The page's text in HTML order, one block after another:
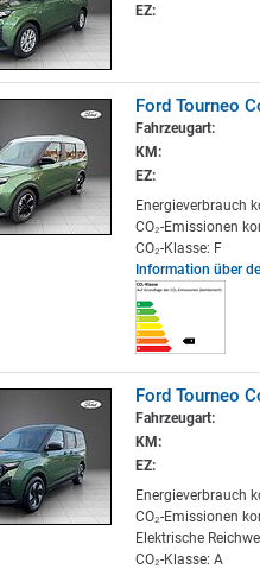
EZ:
Ford Tourneo
Fahrzeugart:
KM:
EZ:
Energieverbrauch
CO₂-Emissionen
CO₂-Klasse: F
Information über
Ford Tourneo
Fahrzeugart:
KM:
EZ:
Energieverbrauch
CO₂-Emissionen
Elektrische
CO₂-Klasse: A